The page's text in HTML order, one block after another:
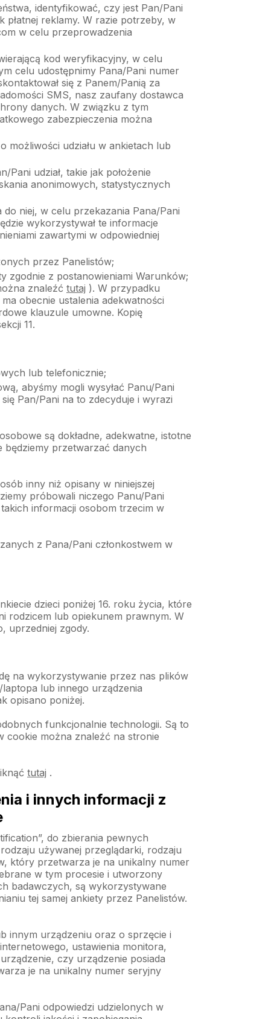
identyfikować, czy jest Pan/Pani
płatnej reklamy. W razie potrzeby, w
w celu przeprowadzenia
kod weryfikacyjny, w celu
celu udostępnimy Pana/Pani numer
się z Panem/Panią za
SMS, nasz zaufany dostawca
danych. W związku z tym
zabezpieczenia można
możliwości udziału w ankietach lub
udział, takie jak położenie
anonimowych, statystycznych
niej, w celu przekazania Pana/Pani
wykorzystywał te informacje
zawartymi w odpowiedniej
przez Panelistów;
zgodnie z postanowieniami Warunków;
znaleźć tutaj ). W przypadku
obecnie ustalenia adekwatności
klauzule umowne. Kopię
11.
lub telefonicznie;
abyśmy mogli wysyłać Panu/Pani
Pan/Pani na to zdecyduje i wyrazi
są dokładne, adekwatne, istotne
będziemy przetwarzać danych
inny niż opisany w niniejszej
próbowali niczego Panu/Pani
informacji osobom trzecim w
z Pana/Pani członkostwem w
dzieci poniżej 16. roku życia, które
rodzicem lub opiekunem prawnym. W
uprzedniej zgody.
na wykorzystywanie przez nas plików
lub innego urządzenia
opisano poniżej.
funkcjonalnie technologii. Są to
cookie można znaleźć na stronie
tutaj .
i innych informacji z
do zbierania pewnych
używanej przeglądarki, rodzaju
który przetwarza je na unikalny numer
w tym procesie i utworzony
badawczych, są wykorzystywane
tej samej ankiety przez Panelistów.
innym urządzeniu oraz o sprzęcie i
ustawienia monitora,
czy urządzenie posiada
je na unikalny numer seryjny
Pani odpowiedzi udzielonych w